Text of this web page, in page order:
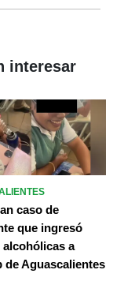
interesar
caso de
que ingresó
alcohólicas a
de Aguascalientes